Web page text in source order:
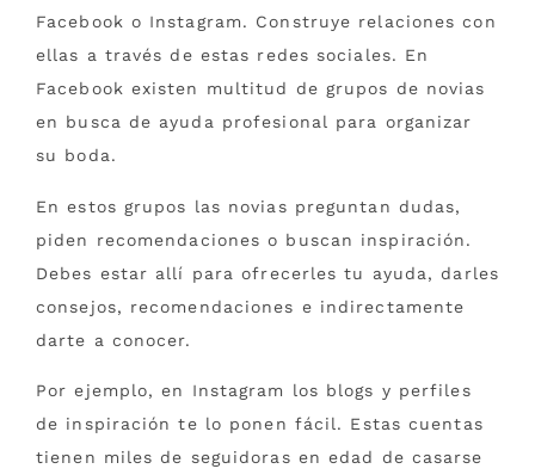
Facebook o Instagram. Construye relaciones con
ellas a través de estas redes sociales. En
Facebook existen multitud de grupos de novias
en busca de ayuda profesional para organizar
su boda.
En estos grupos las novias preguntan dudas,
piden recomendaciones o buscan inspiración.
Debes estar allí para ofrecerles tu ayuda, darles
consejos, recomendaciones e indirectamente
darte a conocer.
Por ejemplo, en Instagram los blogs y perfiles
de inspiración te lo ponen fácil. Estas cuentas
tienen miles de seguidoras en edad de casarse